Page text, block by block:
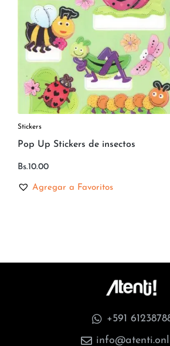
Stickers
Pop Up Stickers de insectos
Bs.10.00
Agregar a Favoritos
+591